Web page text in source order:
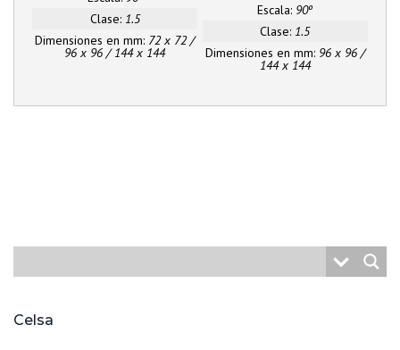
Clase: 1.5
Dimensiones en mm: 72 x 72 /
96 x 96 / 144 x 144
Escala: 90º
Clase: 1.5
Dimensiones en mm: 96 x 96 /
144 x 144
Celsa